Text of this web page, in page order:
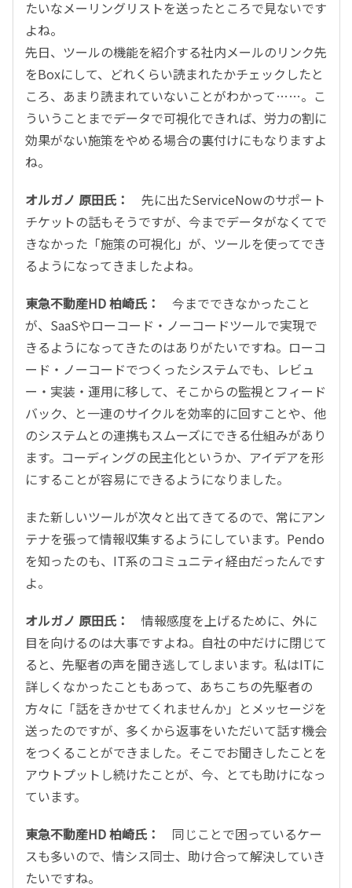
たいなメーリングリストを送ったところで見ないです
よね。
先日、ツールの機能を紹介する社内メールのリンク先
をBoxにして、どれくらい読まれたかチェックしたと
ころ、あまり読まれていないことがわかって……。こ
ういうことまでデータで可視化できれば、労力の割に
効果がない施策をやめる場合の裏付けにもなりますよ
ね。
オルガノ 原田氏：
先に出たServiceNowのサポート
チケットの話もそうですが、今までデータがなくてで
きなかった「施策の可視化」が、ツールを使ってでき
るようになってきましたよね。
東急不動産HD 柏崎氏：
今までできなかったこと
が、SaaSやローコード・ノーコードツールで実現で
きるようになってきたのはありがたいですね。ローコ
ード・ノーコードでつくったシステムでも、レビュ
ー・実装・運用に移して、そこからの監視とフィード
バック、と一連のサイクルを効率的に回すことや、他
のシステムとの連携もスムーズにできる仕組みがあり
ます。コーディングの民主化というか、アイデアを形
にすることが容易にできるようになりました。
また新しいツールが次々と出てきてるので、常にアン
テナを張って情報収集するようにしています。Pendo
を知ったのも、IT系のコミュニティ経由だったんです
よ。
オルガノ 原田氏：
情報感度を上げるために、外に
目を向けるのは大事ですよね。自社の中だけに閉じて
ると、先駆者の声を聞き逃してしまいます。私はITに
詳しくなかったこともあって、あちこちの先駆者の
方々に「話をきかせてくれませんか」とメッセージを
送ったのですが、多くから返事をいただいて話す機会
をつくることができました。そこでお聞きしたことを
アウトプットし続けたことが、今、とても助けになっ
ています。
東急不動産HD 柏崎氏：
同じことで困っているケー
スも多いので、情シス同士、助け合って解決していき
たいですね。